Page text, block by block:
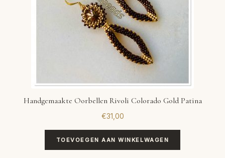
Handgemaakte Oorbellen Rivoli Colorado Gold Patina
€31,00
TOEVOEGEN AAN WINKELWAGEN